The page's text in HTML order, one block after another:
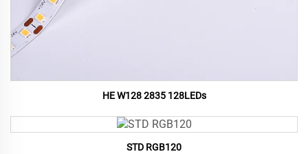
HE W128 2835 128LEDs
STD RGB120